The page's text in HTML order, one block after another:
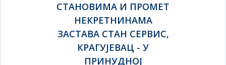
СТАНОВИМА И ПРОМЕТ
НЕКРЕТНИНАМА
ЗАСТАВА СТАН СЕРВИС,
КРАГУЈЕВАЦ - У
ПРИНУДНОЈ